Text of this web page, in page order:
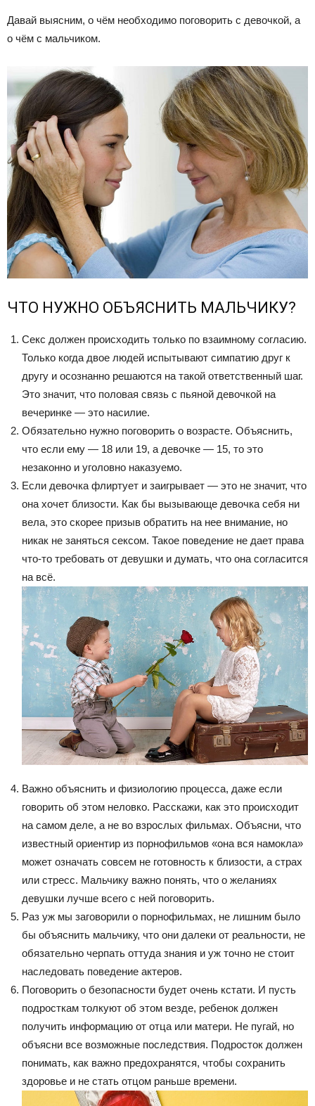
Давай выясним, о чём необходимо поговорить с девочкой, а
о чём с мальчиком.
ЧТО НУЖНО ОБЪЯСНИТЬ МАЛЬЧИКУ?
Секс должен происходить только по взаимному согласию.
Только когда двое людей испытывают симпатию друг к
другу и осознанно решаются на такой ответственный шаг.
Это значит, что половая связь с пьяной девочкой на
вечеринке — это насилие.
Обязательно нужно поговорить о возрасте. Объяснить,
что если ему — 18 или 19, а девочке — 15, то это
незаконно и уголовно наказуемо.
Если девочка флиртует и заигрывает — это не значит, что
она хочет близости. Как бы вызывающе девочка себя ни
вела, это скорее призыв обратить на нее внимание, но
никак не заняться сексом. Такое поведение не дает права
что-то требовать от девушки и думать, что она согласится
на всё.
Важно объяснить и физиологию процесса, даже если
говорить об этом неловко. Расскажи, как это происходит
на самом деле, а не во взрослых фильмах. Объясни, что
известный ориентир из порнофильмов «она вся намокла»
может означать совсем не готовность к близости, а страх
или стресс. Мальчику важно понять, что о желаниях
девушки лучше всего с ней поговорить.
Раз уж мы заговорили о порнофильмах, не лишним было
бы объяснить мальчику, что они далеки от реальности, не
обязательно черпать оттуда знания и уж точно не стоит
наследовать поведение актеров.
Поговорить о безопасности будет очень кстати. И пусть
подросткам толкуют об этом везде, ребенок должен
получить информацию от отца или матери. Не пугай, но
объясни все возможные последствия. Подросток должен
понимать, как важно предохранятся, чтобы сохранить
здоровье и не стать отцом раньше времени.